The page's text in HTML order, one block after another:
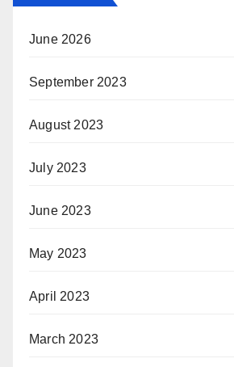
June 2026
September 2023
August 2023
July 2023
June 2023
May 2023
April 2023
March 2023